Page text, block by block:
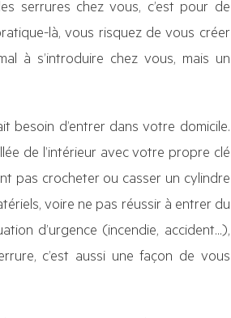
serrures chez vous, c’est pour de
là, vous risquez de vous créer
à s’introduire chez vous, mais un
besoin d’entrer dans votre domicile.
de l’intérieur avec votre propre clé
pas crocheter ou casser un cylindre
voire ne pas réussir à entrer du
d’urgence (incendie, accident…),
c’est aussi une façon de vous